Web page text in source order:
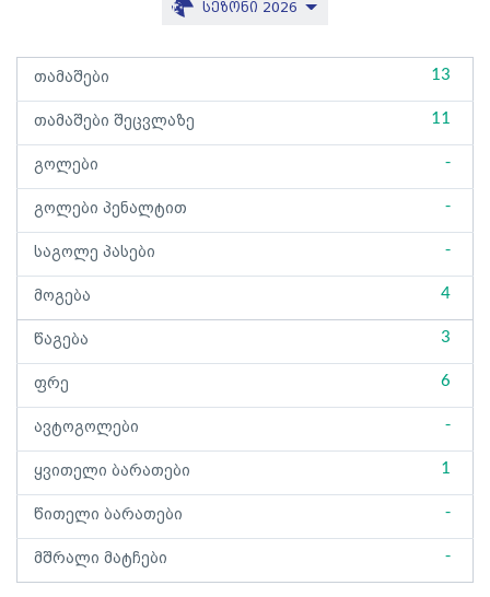
სეზონი 2026
თამაშები 13
თამაშები შეცვლაზე 11
გოლები -
გოლები პენალტით -
საგოლე პასები -
მოგება 4
წაგება 3
ფრე 6
ავტოგოლები -
ყვითელი ბარათები 1
წითელი ბარათები -
მშრალი მატჩები -